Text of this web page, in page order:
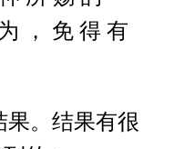
， 免 得 有
。结果有很